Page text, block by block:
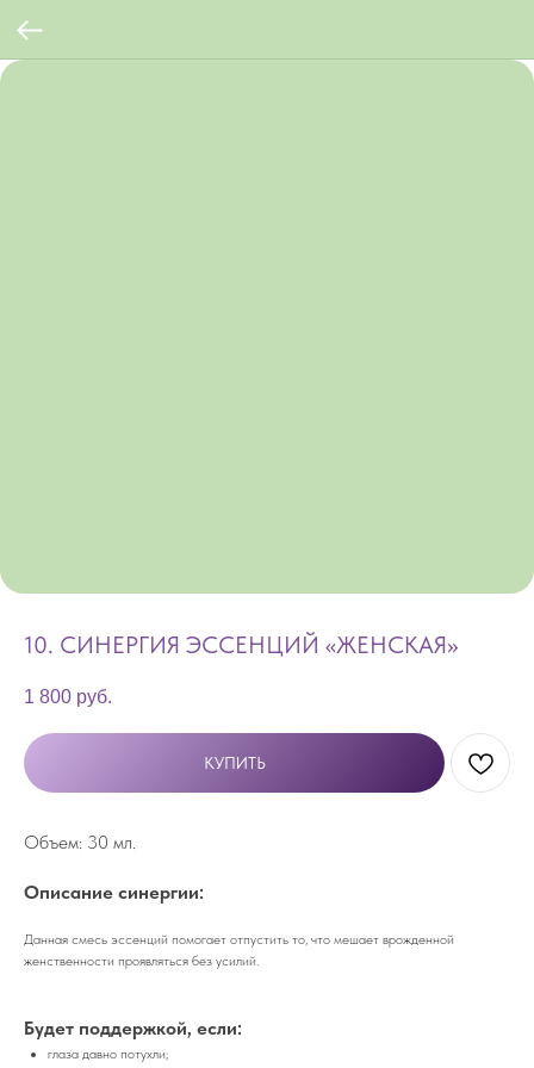
10. СИНЕРГИЯ ЭССЕНЦИЙ «ЖЕНСКАЯ»
1 800 руб.
КУПИТЬ
Объем: 30 мл.
Описание синергии:
Данная смесь эссенций помогает отпустить то, что мешает врожденной
женственности проявляться без усилий.
Будет поддержкой, если:
глаза давно потухли;